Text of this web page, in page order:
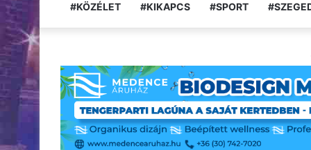
#KÖZÉLET #KIKAPCS #SPORT